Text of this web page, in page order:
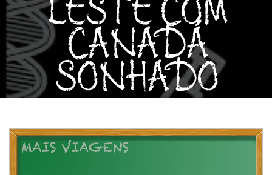
LESTE COM
CANADÁ
SONHADO